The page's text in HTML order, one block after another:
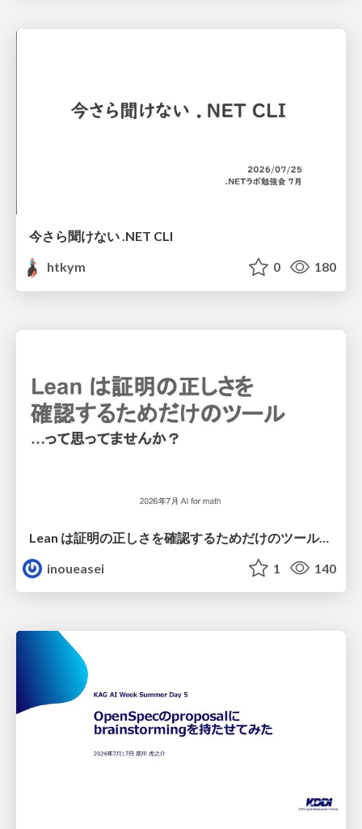
今さら聞けない .NET CLI
htkym
0 180
Lean は証明の正しさを確認するためだけのツールって思ってませんか？
inoueasei
1 140